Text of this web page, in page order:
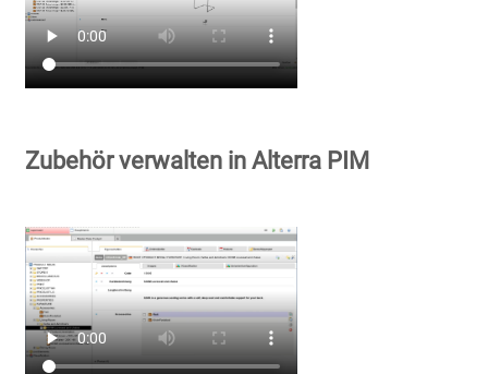
Zubehör verwalten in Alterra PIM